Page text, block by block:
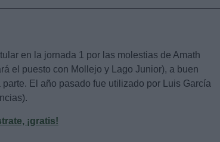
en la jornada 1 por las molestias de Amath
el puesto con Mollejo y Lago Junior), a buen
El año pasado fue utilizado por Luis García
¡gratis!